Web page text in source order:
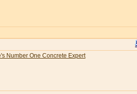
Number One Concrete Expert